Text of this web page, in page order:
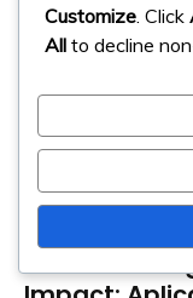
Coduri de
Coduri
Customize . Click
All to decline